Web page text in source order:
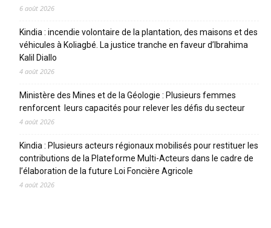
6 août 2026
Kindia : incendie volontaire de la plantation, des maisons et des
véhicules à Koliagbé. La justice tranche en faveur d’Ibrahima
Kalil Diallo
4 août 2026
Ministère des Mines et de la Géologie : Plusieurs femmes
renforcent leurs capacités pour relever les défis du secteur
4 août 2026
Kindia : Plusieurs acteurs régionaux mobilisés pour restituer les
contributions de la Plateforme Multi-Acteurs dans le cadre de
l’élaboration de la future Loi Foncière Agricole
4 août 2026